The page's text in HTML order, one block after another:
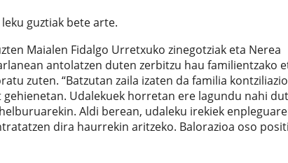
guztiak bete arte.
Maialen Fidalgo Urretxuko zinegotziak eta Nerea
antolatzen duten zerbitzu hau familientzako
zuten. “Batzutan zaila izaten da familia
Udalekuek horretan ere lagundu nahi
Aldi berean, udaleku irekiek
dira haurrekin aritzeko. Balorazioa oso